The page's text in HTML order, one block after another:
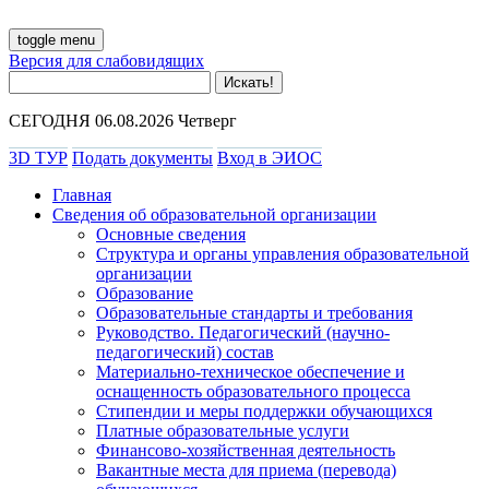
toggle menu
Версия для слабовидящих
СЕГОДНЯ 06.08.2026 Четверг
3D ТУР Подать документы Вход в ЭИОС
Главная
Сведения об образовательной организации
Основные сведения
Структура и органы управления образовательной
организации
Образование
Образовательные стандарты и требования
Руководство. Педагогический (научно-
педагогический) состав
Материально-техническое обеспечение и
оснащенность образовательного процесса
Стипендии и меры поддержки обучающихся
Платные образовательные услуги
Финансово-хозяйственная деятельность
Вакантные места для приема (перевода)